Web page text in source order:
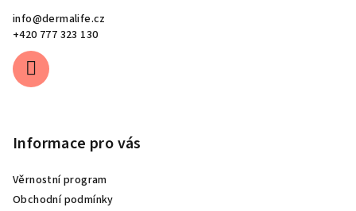
info@dermalife.cz
+420 777 323 130
Informace pro vás
Věrnostní program
Obchodní podmínky